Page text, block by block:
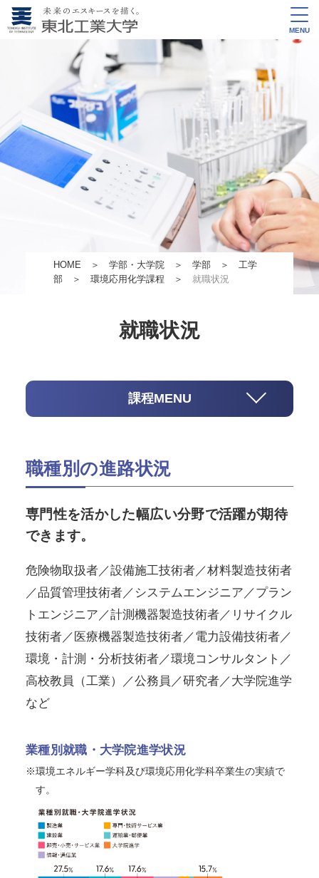
MENU
HOME ＞ 学部・大学院＞ 学部＞ 工学
部＞ 環境応用化学課程 ＞ 就職状況
就職状況
課程MENU
職種別の進路状況
専門性を活かした幅広い分野で活躍が期待
できます。
危険物取扱者／設備施工技術者／材料製造技術者
／品質管理技術者／システムエンジニア／プラン
トエンジニア／計測機器製造技術者／リサイクル
技術者／医療機器製造技術者／電力設備技術者／
環境・計測・分析技術者／環境コンサルタント／
高校教員（工業）／公務員／研究者／大学院進学
など
業種別就職・大学院進学状況
※環境エネルギー学科及び環境応用化学科卒業生の実績で
す。